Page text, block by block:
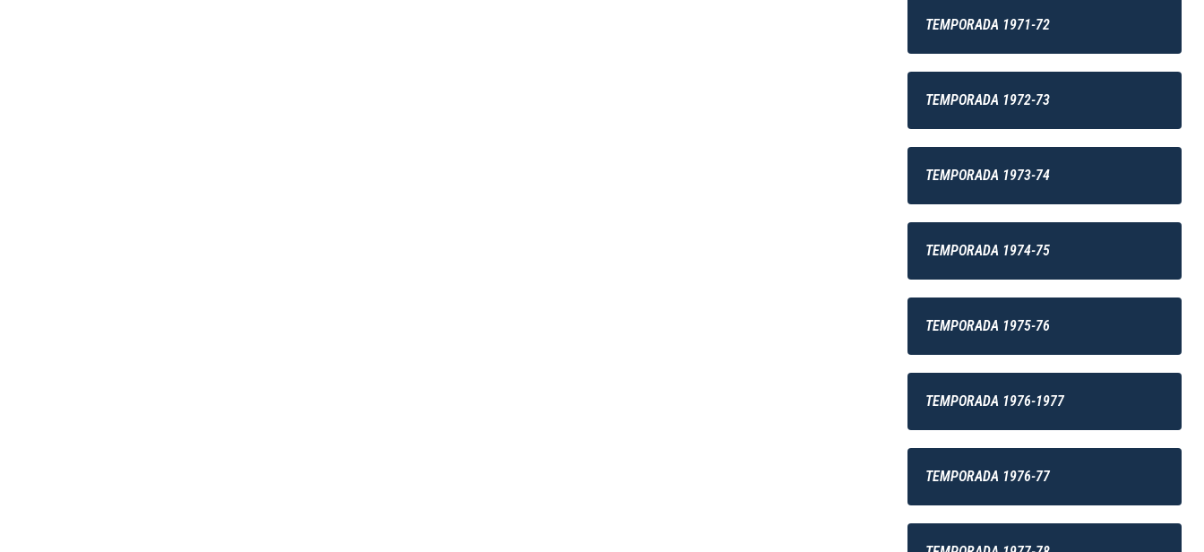
TEMPORADA 1971-72
TEMPORADA 1972-73
TEMPORADA 1973-74
TEMPORADA 1974-75
TEMPORADA 1975-76
TEMPORADA 1976-1977
TEMPORADA 1976-77